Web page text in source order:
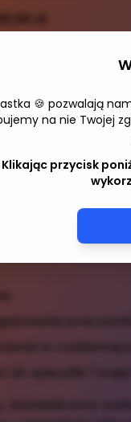
zł
który
do potrzeb
pomogą w
interaktywny, z
którzy chcą
grupie.
w codziennej
do specyfiki Twojej
doświadczony
🍪 pozwalają
na nie Twojej
Klikając przycisk